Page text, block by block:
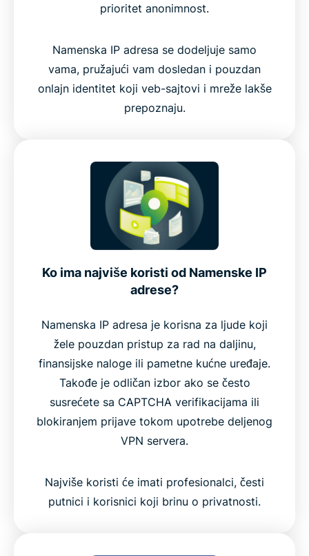
prioritet anonimnost.
Namenska IP adresa se dodeljuje samo
vama, pružajući vam dosledan i pouzdan
onlajn identitet koji veb-sajtovi i mreže lakše
prepoznaju.
Ko ima najviše koristi od Namenske IP
adrese?
Namenska IP adresa je korisna za ljude koji
žele pouzdan pristup za rad na daljinu,
finansijske naloge ili pametne kućne uređaje.
Takođe je odličan izbor ako se često
susrećete sa CAPTCHA verifikacijama ili
blokiranjem prijave tokom upotrebe deljenog
VPN servera.
Najviše koristi će imati profesionalci, česti
putnici i korisnici koji brinu o privatnosti.